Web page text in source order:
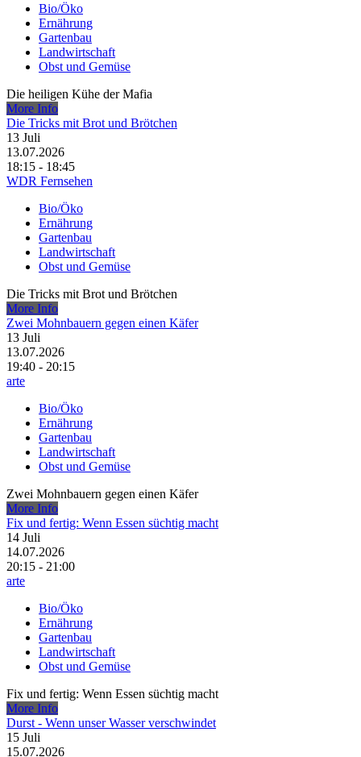
Bio/Öko
Ernährung
Gartenbau
Landwirtschaft
Obst und Gemüse
Die heiligen Kühe der Mafia
More Info
Die Tricks mit Brot und Brötchen
13 Juli
13.07.2026
18:15 - 18:45
WDR Fernsehen
Bio/Öko
Ernährung
Gartenbau
Landwirtschaft
Obst und Gemüse
Die Tricks mit Brot und Brötchen
More Info
Zwei Mohnbauern gegen einen Käfer
13 Juli
13.07.2026
19:40 - 20:15
arte
Bio/Öko
Ernährung
Gartenbau
Landwirtschaft
Obst und Gemüse
Zwei Mohnbauern gegen einen Käfer
More Info
Fix und fertig: Wenn Essen süchtig macht
14 Juli
14.07.2026
20:15 - 21:00
arte
Bio/Öko
Ernährung
Gartenbau
Landwirtschaft
Obst und Gemüse
Fix und fertig: Wenn Essen süchtig macht
More Info
Durst - Wenn unser Wasser verschwindet
15 Juli
15.07.2026